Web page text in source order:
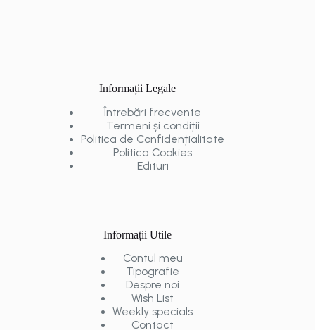
Informații Legale
Întrebări frecvente
Termeni și condiții
Politica de Confidențialitate
Politica Cookies
Edituri
Informații Utile
Contul meu
Tipografie
Despre noi
Wish List
Weekly specials
Contact